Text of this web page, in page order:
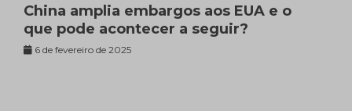
China amplia embargos aos EUA e o
que pode acontecer a seguir?
6 de fevereiro de 2025